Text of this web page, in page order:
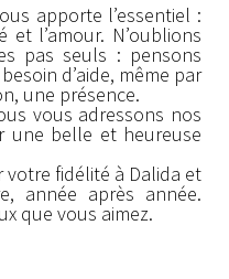
apporte l’essentiel :
l’amour. N’oublions
pas seuls : pensons
d’aide, même par
une présence.
vous adressons nos
une belle et heureuse
fidélité à Dalida et
année après année.
que vous aimez.